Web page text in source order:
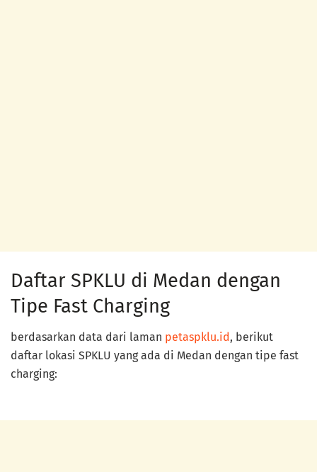
Daftar SPKLU di Medan dengan
Tipe Fast Charging
berdasarkan data dari laman petaspklu.id, berikut
daftar lokasi SPKLU yang ada di Medan dengan tipe fast
charging: